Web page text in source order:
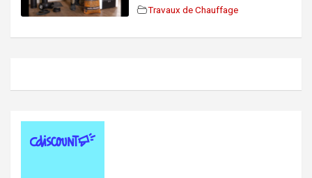
Travaux de Chauffage